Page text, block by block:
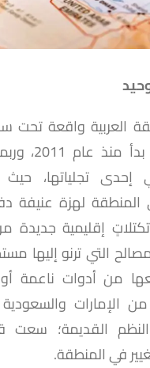
العربية واقعة تحت
العربي
إحدى تجلياتها،
المنطقة لهزة
إقليمية جديدة
التي ترنو إليها
من أدوات ناعمة أو
الإمارات
النظم القديمة؛ سعت
في المنطقة.